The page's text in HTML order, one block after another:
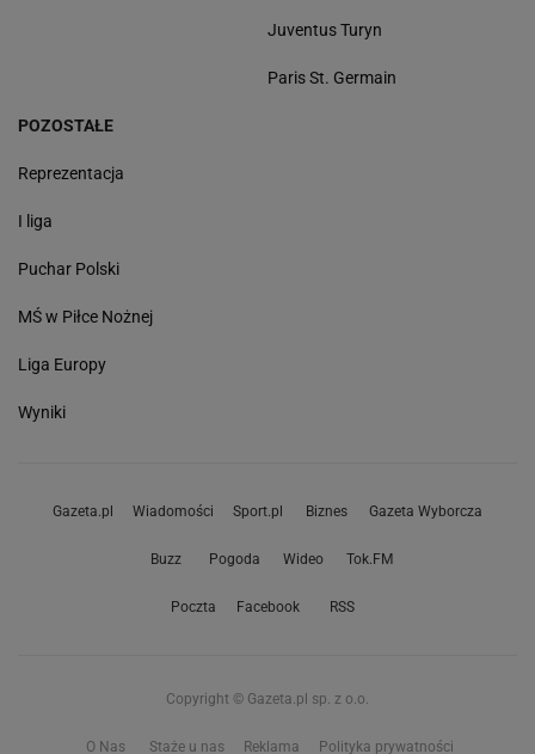
Juventus Turyn
Paris St. Germain
POZOSTAŁE
Reprezentacja
I liga
Puchar Polski
MŚ w Piłce Nożnej
Liga Europy
Wyniki
Gazeta.pl Wiadomości Sport.pl Biznes Gazeta Wyborcza
Buzz Pogoda Wideo Tok.FM
Poczta Facebook RSS
Copyright © Gazeta.pl sp. z o.o.
O Nas Staże u nas Reklama Polityka prywatności